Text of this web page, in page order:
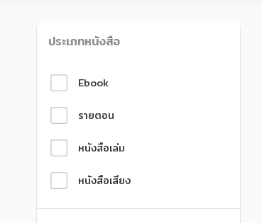
การ์ตูนความรู้ การ์ตูน
การ์ตูนความรู้ การ์ตูน
ประเภทหนังสือ
Ebook
รายตอน
หนังสือเล่ม
หนังสือเสียง